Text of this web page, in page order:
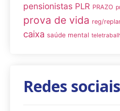
pensionistas PLR PRAZO
prova de vida reg/
caixa saúde mental
Redes sociais